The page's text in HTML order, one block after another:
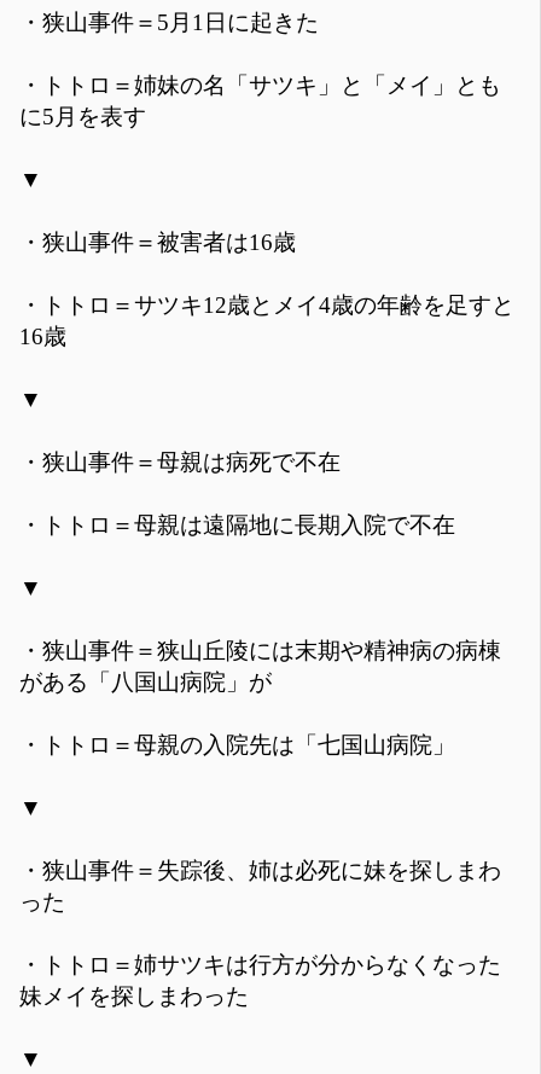
・狭山事件＝5月1日に起きた
・トトロ＝姉妹の名「サツキ」と「メイ」とも
に5月を表す
▼
・狭山事件＝被害者は16歳
・トトロ＝サツキ12歳とメイ4歳の年齢を足すと
16歳
▼
・狭山事件＝母親は病死で不在
・トトロ＝母親は遠隔地に長期入院で不在
▼
・狭山事件＝狭山丘陵には末期や精神病の病棟
がある「八国山病院」が
・トトロ＝母親の入院先は「七国山病院」
▼
・狭山事件＝失踪後、姉は必死に妹を探しまわ
った
・トトロ＝姉サツキは行方が分からなくなった
妹メイを探しまわった
▼